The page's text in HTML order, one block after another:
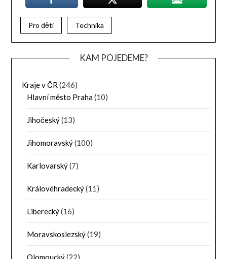
Pro děti Technika
KAM POJEDEME?
Kraje v ČR (246)
Hlavní město Praha(10)
Jihočeský(13)
Jihomoravský(100)
Karlovarský(7)
Královéhradecký(11)
Liberecký(16)
Moravskoslezský(19)
Olomoucký(22)